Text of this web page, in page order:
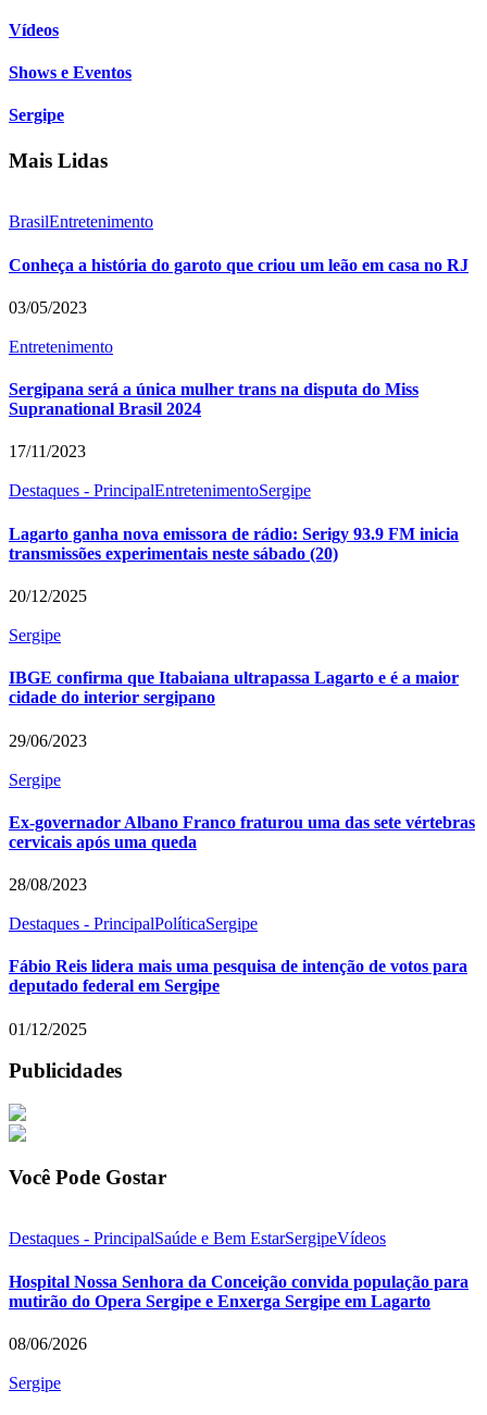
Vídeos
Shows e Eventos
Sergipe
Mais Lidas
BrasilEntretenimento
Conheça a história do garoto que criou um leão em casa no RJ
03/05/2023
Entretenimento
Sergipana será a única mulher trans na disputa do Miss
Supranational Brasil 2024
17/11/2023
Destaques - PrincipalEntretenimentoSergipe
Lagarto ganha nova emissora de rádio: Serigy 93.9 FM inicia
transmissões experimentais neste sábado (20)
20/12/2025
Sergipe
IBGE confirma que Itabaiana ultrapassa Lagarto e é a maior
cidade do interior sergipano
29/06/2023
Sergipe
Ex-governador Albano Franco fraturou uma das sete vértebras
cervicais após uma queda
28/08/2023
Destaques - PrincipalPolíticaSergipe
Fábio Reis lidera mais uma pesquisa de intenção de votos para
deputado federal em Sergipe
01/12/2025
Publicidades
Você Pode Gostar
Destaques - PrincipalSaúde e Bem EstarSergipeVídeos
Hospital Nossa Senhora da Conceição convida população para
mutirão do Opera Sergipe e Enxerga Sergipe em Lagarto
08/06/2026
Sergipe